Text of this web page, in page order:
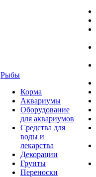
Рыбы
Корма
Аквариумы
Оборудование
для аквариумов
Средства для
воды и
лекарства
Декорации
Грунты
Переноски